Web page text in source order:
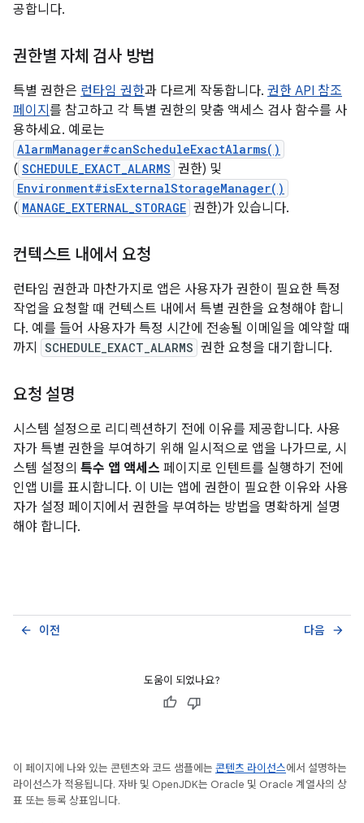
공합니다.
권한별 자체 검사 방법
특별 권한은 런타임 권한과 다르게 작동합니다. 권한 API 참조
페이지 를 참고하고 각 특별 권한의 맞춤 액세스 검사 함수를 사
용하세요. 예로는
AlarmManager#canScheduleExactAlarms()
( SCHEDULE_EXACT_ALARMS 권한) 및
Environment#isExternalStorageManager()
( MANAGE_EXTERNAL_STORAGE 권한)가 있습니다.
컨텍스트 내에서 요청
런타임 권한과 마찬가지로 앱은 사용자가 권한이 필요한 특정
작업을 요청할 때 컨텍스트 내에서 특별 권한을 요청해야 합니
다. 예를 들어 사용자가 특정 시간에 전송될 이메일을 예약할 때
까지
SCHEDULE_EXACT_ALARMS 권한 요청을 대기합니다.
요청 설명
시스템 설정으로 리디렉션하기 전에 이유를 제공합니다. 사용
자가 특별 권한을 부여하기 위해 일시적으로 앱을 나가므로, 시
스템 설정의 특수 앱 액세스 페이지로 인텐트를 실행하기 전에
인앱 UI를 표시합니다. 이 UI는 앱에 권한이 필요한 이유와 사용
자가 설정 페이지에서 권한을 부여하는 방법을 명확하게 설명
해야 합니다.
이전
arrow_back 다음 arrow_forward
도움이 되었나요?
이 페이지에 나와 있는 콘텐츠와 코드 샘플에는 콘텐츠 라이선스에서 설명하는
라이선스가 적용됩니다. 자바 및 OpenJDK는 Oracle 및 Oracle 계열사의 상
표 또는 등록 상표입니다.